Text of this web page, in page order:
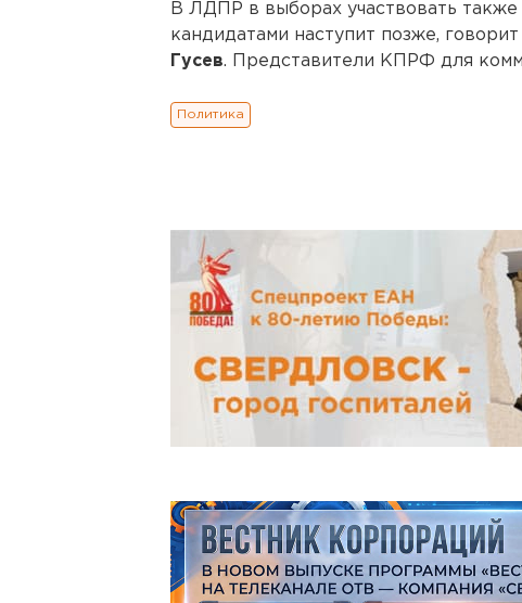
В ЛДПР в выборах участвовать также
кандидатами наступит позже,
Гусев. Представители КПРФ для
Политика